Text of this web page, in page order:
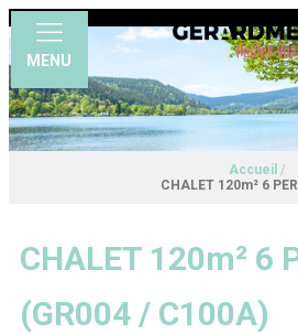
MENU
Accueil /
CHALET 120m² 6
CHALET 120m² 6
(GR004 / C100A)